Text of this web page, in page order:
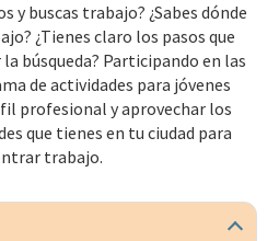
y buscas trabajo? ¿Sabes dónde
¿Tienes claro los pasos que
búsqueda? Participando en las
de actividades para jóvenes
profesional y aprovechar los
que tienes en tu ciudad para
trabajo.